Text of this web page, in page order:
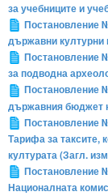
за учебниците и
Постановление
държавни културни
Постановление
за подводна
Постановление
държавния бюджет
Постановление
Тарифа за таксите,
културата (Загл.
Постановление
Националната